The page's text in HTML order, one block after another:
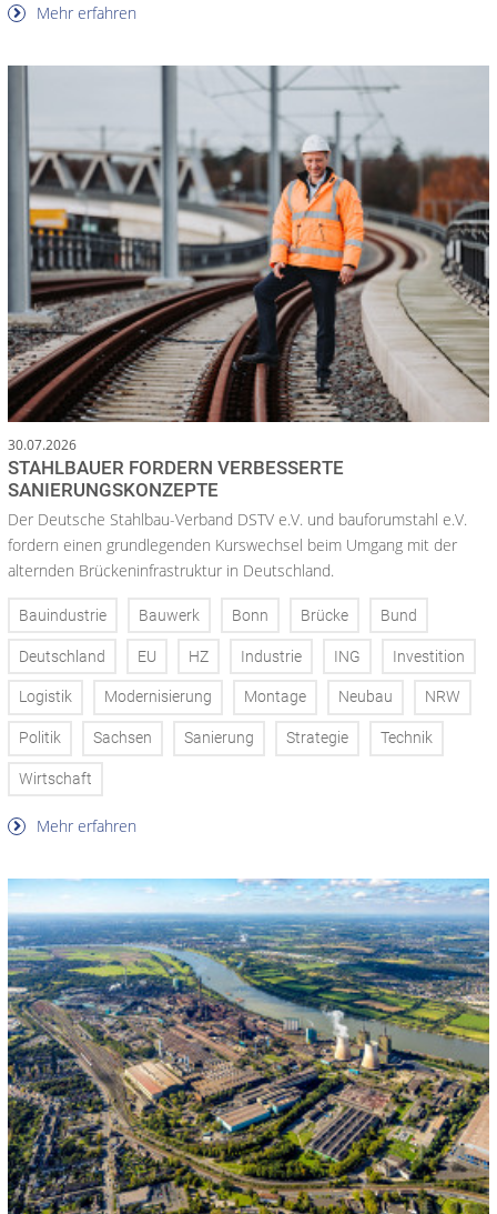
Mehr erfahren
30.07.2026
STAHLBAUER FORDERN VERBESSERTE
SANIERUNGSKONZEPTE
Der Deutsche Stahlbau-Verband DSTV e.V. und bauforumstahl e.V.
fordern einen grundlegenden Kurswechsel beim Umgang mit der
alternden Brückeninfrastruktur in Deutschland.
Bauindustrie Bauwerk Bonn Brücke Bund
Deutschland EU HZ Industrie ING Investition
Logistik Modernisierung Montage Neubau NRW
Politik Sachsen Sanierung Strategie Technik
Wirtschaft
Mehr erfahren